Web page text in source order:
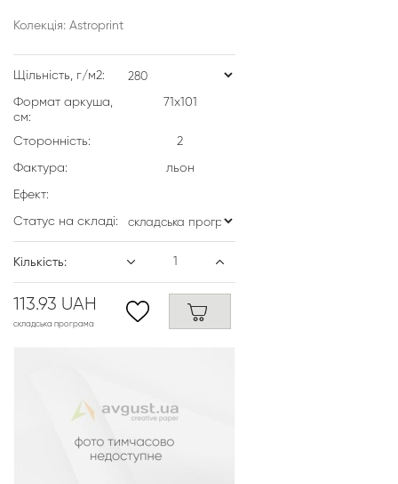
Колекція: Astroprint
Щільність, г/м2:
Формат аркуша,
см:
71х101
Сторонність: 2
Фактура: льон
Ефект:
Статус на складі:
Кількість:
113.93 UAH
складська програма